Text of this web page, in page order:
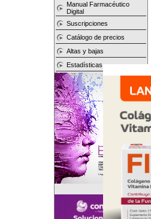
Manual Farmacéutico
Digital
Suscripciones
Catálogo de precios
Altas y bajas
Estadísticas